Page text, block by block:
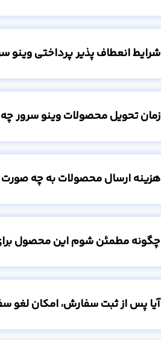
شرایط انعطاف پذیر پرداختی
زمان تحویل محصولات وینو سرور
هزینه ارسال محصولات به چه
چگونه مطمئن شوم این محصول
آیا پس از ثبت سفارش، امکان لغو